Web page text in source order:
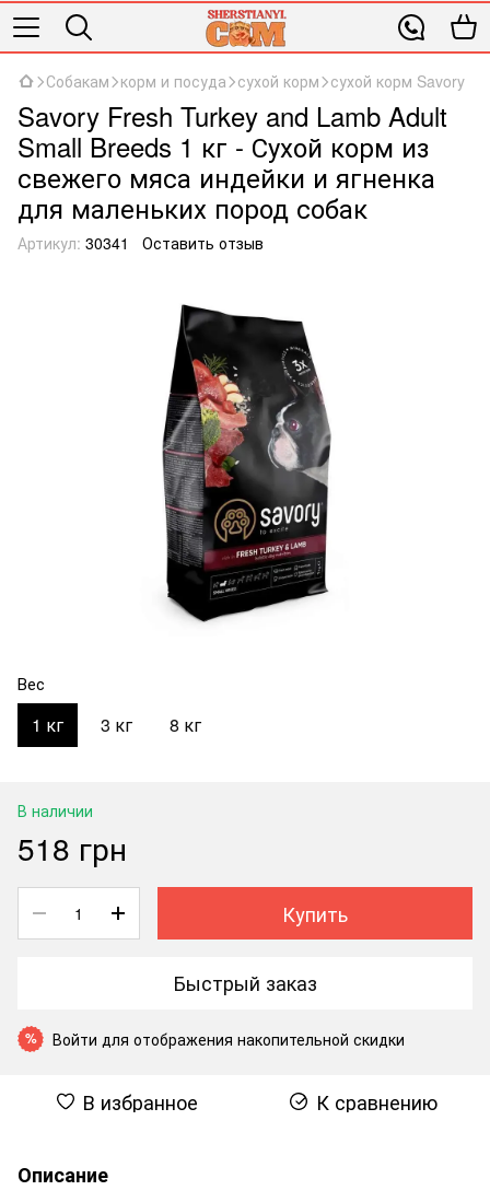
Собакам корм и посуда сухой корм сухой корм Savory
Savory Fresh Turkey and Lamb Adult
Small Breeds 1 кг - Сухой корм из
свежего мяса индейки и ягненка
для маленьких пород собак
Артикул: 30341 Оставить отзыв
Вес
1 кг 3 кг 8 кг
В наличии
518 грн
Купить
Быстрый заказ
% Войти для отображения накопительной скидки
В избранное К сравнению
Описание